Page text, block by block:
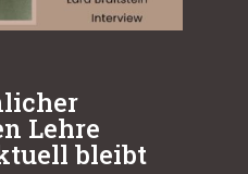
Lehre
bleibt